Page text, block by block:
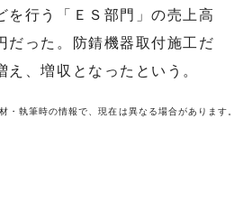
行う「ＥＳ部門」の売上高
だった。防錆機器取付施工だ
、増収となったという。
・執筆時の情報で、現在は異なる場合があります。